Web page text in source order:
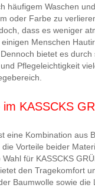
häufigem Waschen
oder Farbe zu
dass es weniger
Menschen
bietet es durch
Pflegeleichtigkeit
KASSCKS
eine Kombination aus
Vorteile beider
für KASSCKS
den Tragekomfort
Baumwolle sowie die